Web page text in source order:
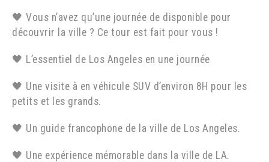
🖤 Vous n’avez qu’une journée de disponible pour
découvrir la ville ? Ce tour est fait pour vous !
🖤 L’essentiel de Los Angeles en une journée
🖤 Une visite à en véhicule SUV d’environ 8H pour les
petits et les grands.
🖤 Un guide francophone de la ville de Los Angeles.
🖤 Une expérience mémorable dans la ville de LA.